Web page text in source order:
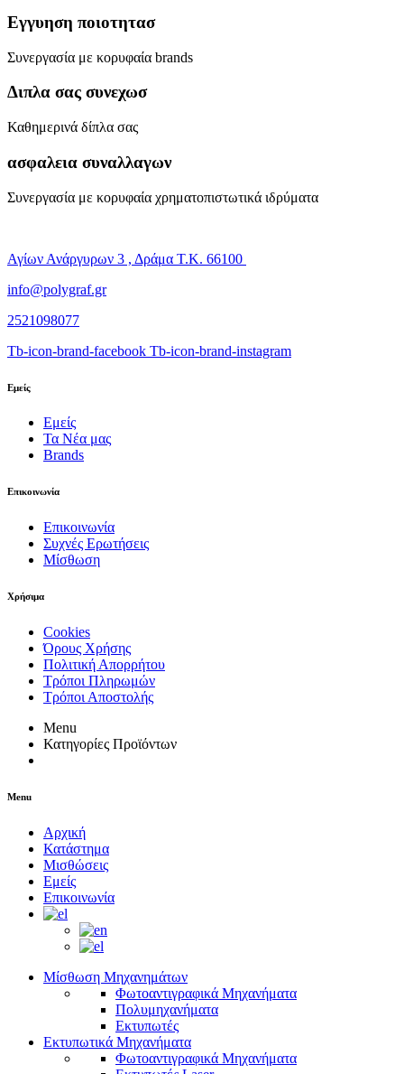
Εγγυηση ποιοτητασ
Συνεργασία με κορυφαία brands
Διπλα σας συνεχωσ
Καθημερινά δίπλα σας
ασφαλεια συναλλαγων
Συνεργασία με κορυφαία χρηματοπιστωτικά ιδρύματα
Αγίων Ανάργυρων 3 , Δράμα Τ.Κ. 66100
info@polygraf.gr
2521098077
Tb-icon-brand-facebook Tb-icon-brand-instagram
Εμείς
Εμείς
Τα Νέα μας
Brands
Επικοινωνία
Επικοινωνία
Συχνές Ερωτήσεις
Μίσθωση
Χρήσιμα
Cookies
Όρους Χρήσης
Πολιτική Απορρήτου
Τρόποι Πληρωμών
Τρόποι Αποστολής
Menu
Κατηγορίες Προϊόντων
Menu
Αρχική
Κατάστημα
Μισθώσεις
Εμείς
Επικοινωνία
Μίσθωση Μηχανημάτων
Φωτοαντιγραφικά Μηχανήματα
Πολυμηχανήματα
Εκτυπωτές
Εκτυπωτικά Μηχανήματα
Φωτοαντιγραφικά Μηχανήματα